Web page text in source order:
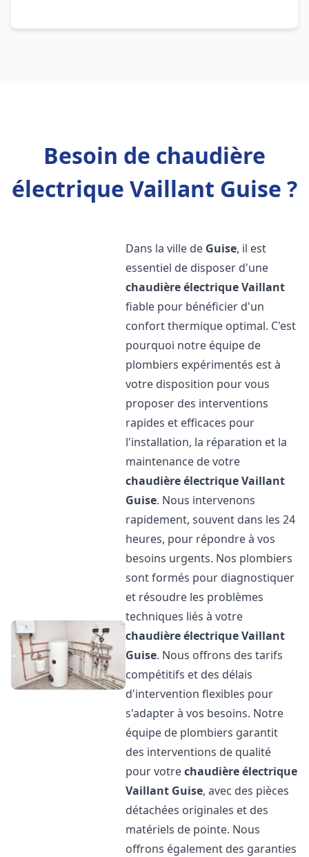
Besoin de chaudière
électrique Vaillant Guise ?
Dans la ville de Guise, il est
essentiel de disposer d'une
chaudière électrique Vaillant
fiable pour bénéficier d'un
confort thermique optimal. C'est
pourquoi notre équipe de
plombiers expérimentés est à
votre disposition pour vous
proposer des interventions
rapides et efficaces pour
l'installation, la réparation et la
maintenance de votre
chaudière électrique Vaillant
Guise. Nous intervenons
rapidement, souvent dans les 24
heures, pour répondre à vos
besoins urgents. Nos plombiers
sont formés pour diagnostiquer
et résoudre les problèmes
techniques liés à votre
chaudière électrique Vaillant
Guise. Nous offrons des tarifs
compétitifs et des délais
d'intervention flexibles pour
s'adapter à vos besoins. Notre
équipe de plombiers garantit
des interventions de qualité
pour votrechaudière électrique
Vaillant Guise, avec des pièces
détachées originales et des
matériels de pointe. Nous
offrons également des garanties